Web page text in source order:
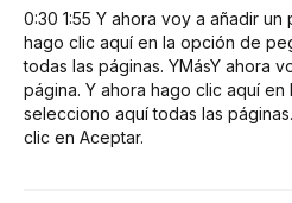
0:30 1:55 Y ahora voy a añadir
hago clic aquí en la opción de
todas las páginas. YMásY ahora
página. Y ahora hago clic aquí
selecciono aquí todas las
clic en Aceptar.